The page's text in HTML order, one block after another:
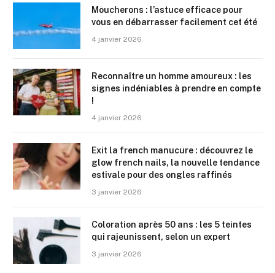
Moucherons : l’astuce efficace pour
vous en débarrasser facilement cet été
4 janvier 2026
Reconnaître un homme amoureux : les
signes indéniables à prendre en compte
!
4 janvier 2026
Exit la french manucure : découvrez le
glow french nails, la nouvelle tendance
estivale pour des ongles raffinés
3 janvier 2026
Coloration après 50 ans : les 5 teintes
qui rajeunissent, selon un expert
3 janvier 2026